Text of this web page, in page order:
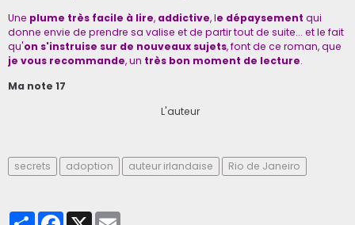
Une plume très facile à lire, addictive, le dépaysement qui
donne envie de prendre sa valise et de partir tout de suite... et le fait
qu'on s'instruise sur de nouveaux sujets, font de ce roman, que
je vous recommande, un très bon moment de lecture.
Ma note 17
L'auteur
secrets adoption auteur irlandaise Rio de Janeiro
PartagerFacebook
X